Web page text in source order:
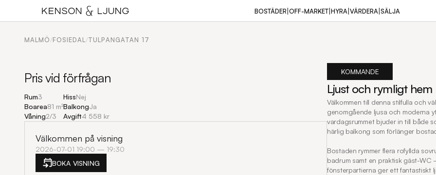
BOSTÄDER|OFF-MARKET|HYRA|VÄRDERA|SÄLJA
MALMÖ/FOSIEDAL/TULPANGATAN 17
Pris vid förfrågan
Rum3
Boarea81 m²
Våning2/3
HissNej
BalkongJa
Avgift4 558 kr
Välkommen på visning
2026-07-01 19:00 — 19:30
BOKA VISNING
KOMMANDE
Ljust och rymligt
Välkommen till denna stilfulla och
genomgående ljusa och moderna
vardagsrummet bjuder in till både
härlig balkong som förlänger
Bostaden rymmer flera rofyllda
badrum samt en praktisk gäst-WC
fönsterpartierna ger ett fantastiskt